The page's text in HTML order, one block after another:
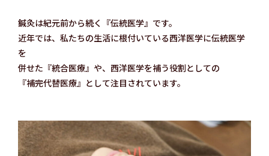
鍼灸は紀元前から続く『伝統医学』です。
近年では、私たちの生活に根付いている西洋医学に伝統医学
を
併せた『統合医療』や、西洋医学を補う役割としての
『補完代替医療』として注目されています。